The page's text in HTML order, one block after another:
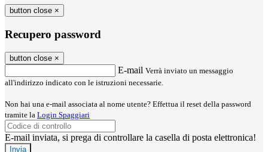
button close ×
Recupero password
button close ×
E-mail Verrà inviato un messaggio
all'indirizzo indicato con le istruzioni necessarie.
Non hai una e-mail associata al nome utente? Effettua il reset della password
tramite la Login Spaggiari
E-mail inviata, si prega di controllare la casella di posta elettronica!